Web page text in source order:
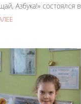
Азбука!» состоялся в